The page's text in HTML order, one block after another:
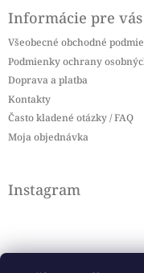
Informácie pre vás
Všeobecné obchodné
Podmienky ochrany
Doprava a platba
Kontakty
Často kladené otázky / FAQ
Moja objednávka
Instagram